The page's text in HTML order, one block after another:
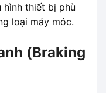
hình thiết bị phù
loại máy móc.
(Braking